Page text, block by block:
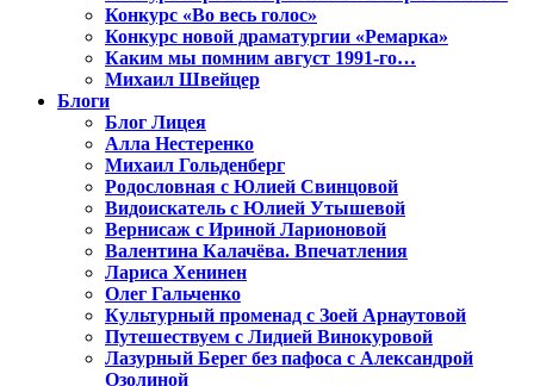
Конкурс «Во весь голос»
Конкурс новой драматургии «Ремарка»
Каким мы помним август 1991-го…
Михаил Швейцер
Блоги
Блог Лицея
Алла Нестеренко
Михаил Гольденберг
Родословная с Юлией Свинцовой
Видоискатель с Юлией Утышевой
Вернисаж с Ириной Ларионовой
Валентина Калачёва. Впечатления
Лариса Хенинен
Олег Гальченко
Культурный променад с Зоей Арнаутовой
Путешествуем с Лидией Винокуровой
Лазурный Берег без пафоса с Александрой
Озолиной